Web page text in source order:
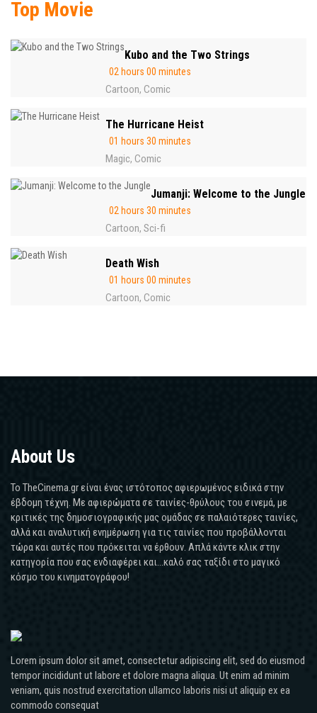
Top Movie
Kubo and the Two Strings
02 hours 00 minutes
Cartoon, Comic
The Hurricane Heist
01 hours 30 minutes
Magic, Comic
Jumanji: Welcome to the Jungle
02 hours 30 minutes
Cartoon, Sci-fi
Death Wish
01 hours 00 minutes
Cartoon, Comic
About Us
Το TheCinema.gr είναι ένας ιστότοπος αφιερωμένος ειδικά στην
έβδομη τέχνη. Με αφιερώματα σε ταινίες-θρύλους του σινεμά, με
κριτικές της δημοσιογραφικής μας ομάδας σε παλαιότερες ταινίες,
αλλά και αναλυτική ενημέρωση για τις ταινίες που προβάλλονται
τώρα και αυτές που πρόκειται να έρθουν. Απλά κάντε κλικ στην
κατηγορία που σας ενδιαφέρει και...καλό σας ταξίδι στο μαγικό
κόσμο του κινηματογράφου!
Lorem ipsum dolor sit amet, consectetur adipiscing elit, sed do eiusmod
tempor incididunt ut labore et dolore magna aliqua. Ut enim ad minim
veniam, quis nostrud exercitation ullamco laboris nisi ut aliquip ex ea
commodo consequat